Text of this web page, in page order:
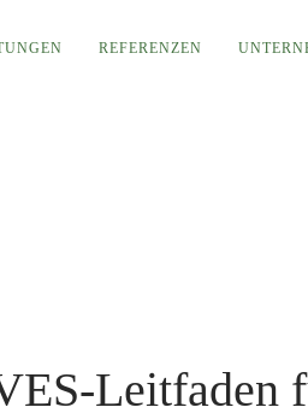
REFERENZEN
Leitfaden